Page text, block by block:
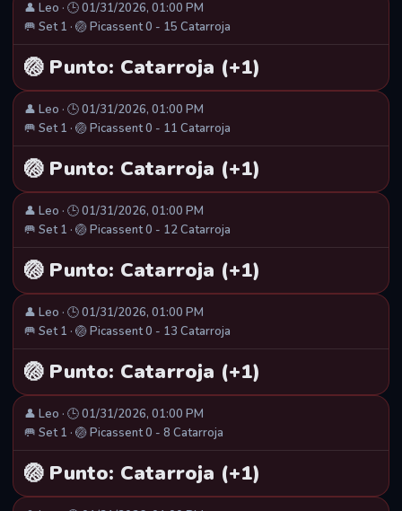
👤 Leo · 🕒 01/31/2026, 01:00 PM
🥅 Set 1 · 🏐 Picassent 0 - 15 Catarroja
🏐 Punto: Catarroja (+1)
👤 Leo · 🕒 01/31/2026, 01:00 PM
🥅 Set 1 · 🏐 Picassent 0 - 11 Catarroja
🏐 Punto: Catarroja (+1)
👤 Leo · 🕒 01/31/2026, 01:00 PM
🥅 Set 1 · 🏐 Picassent 0 - 12 Catarroja
🏐 Punto: Catarroja (+1)
👤 Leo · 🕒 01/31/2026, 01:00 PM
🥅 Set 1 · 🏐 Picassent 0 - 13 Catarroja
🏐 Punto: Catarroja (+1)
👤 Leo · 🕒 01/31/2026, 01:00 PM
🥅 Set 1 · 🏐 Picassent 0 - 8 Catarroja
🏐 Punto: Catarroja (+1)